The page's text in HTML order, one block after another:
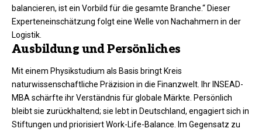
balancieren, ist ein Vorbild für die gesamte Branche.“ Dieser
Experteneinschätzung folgt eine Welle von Nachahmern in der
Logistik.​
Ausbildung und Persönliches
Mit einem Physikstudium als Basis bringt Kreis
naturwissenschaftliche Präzision in die Finanzwelt. Ihr INSEAD-
MBA schärfte ihr Verständnis für globale Märkte. Persönlich
bleibt sie zurückhaltend; sie lebt in Deutschland, engagiert sich in
Stiftungen und priorisiert Work-Life-Balance. Im Gegensatz zu